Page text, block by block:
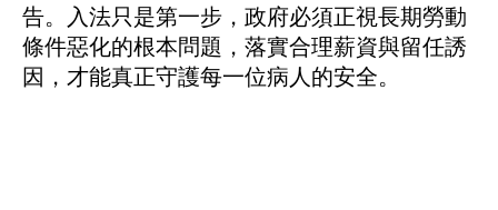
告。入法只是第一步，政府必須正視長期勞動
條件惡化的根本問題，落實合理薪資與留任誘
因，才能真正守護每一位病人的安全。